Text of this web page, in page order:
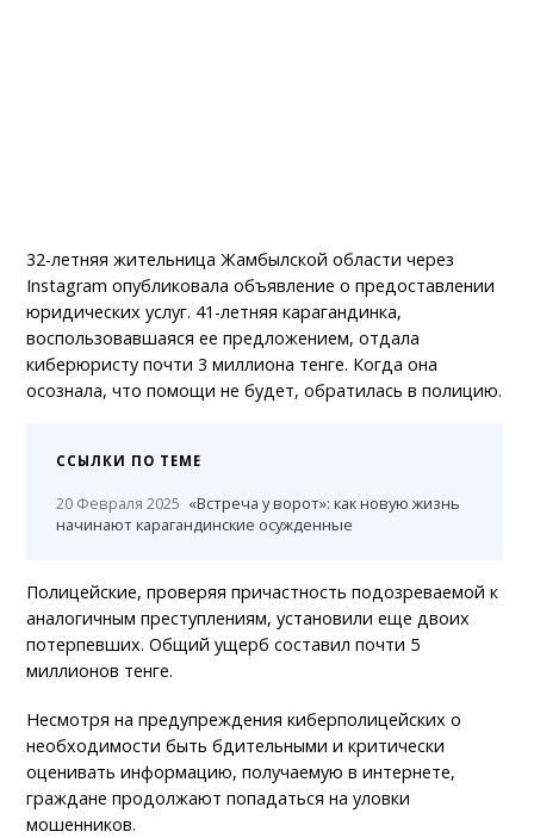
32-летняя жительница Жамбылской области через
Instagram опубликовала объявление о предоставлении
юридических услуг. 41-летняя карагандинка,
воспользовавшаяся ее предложением, отдала
киберюристу почти 3 миллиона тенге. Когда она
осознала, что помощи не будет, обратилась в полицию.
ССЫЛКИ ПО ТЕМЕ
20 Февраля 2025 «Встреча у ворот»: как новую жизнь
начинают карагандинские осужденные
Полицейские, проверяя причастность подозреваемой к
аналогичным преступлениям, установили еще двоих
потерпевших. Общий ущерб составил почти 5
миллионов тенге.
Несмотря на предупреждения киберполицейских о
необходимости быть бдительными и критически
оценивать информацию, получаемую в интернете,
граждане продолжают попадаться на уловки
мошенников.